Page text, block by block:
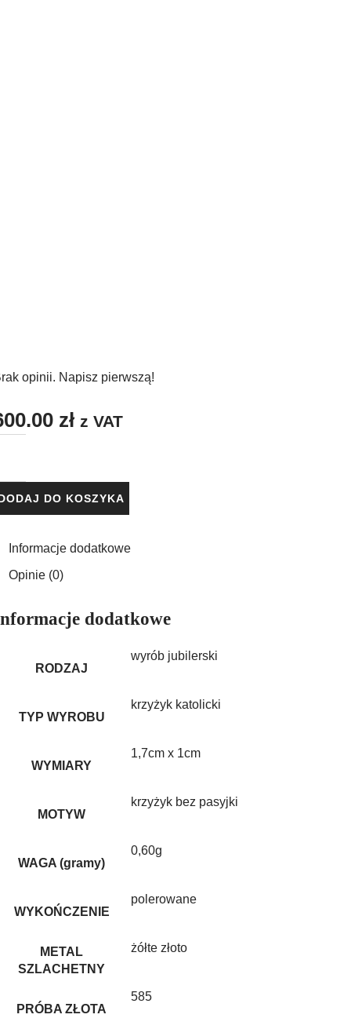
opinii. Napisz pierwszą!
zł z VAT
DO KOSZYKA
Informacje dodatkowe
Opinie (0)
dodatkowe
RODZAJ
wyrób jubilerski
TYP WYROBU
krzyżyk katolicki
WYMIARY
1,7cm x 1cm
MOTYW
krzyżyk bez pasyjki
WAGA (gramy)
0,60g
WYKOŃCZENIE
polerowane
METAL
SZLACHETNY
żółte złoto
PRÓBA ZŁOTA
585